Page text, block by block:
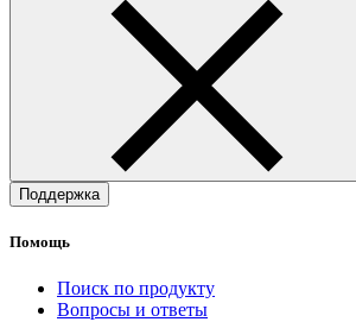
Поддержка
Помощь
Поиск по продукту
Вопросы и ответы